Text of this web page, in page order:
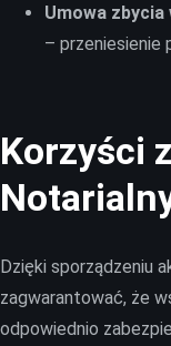
Umowa
– przeniesienie
Korzyści
Dzięki sporządzeniu
zagwarantować, że
odpowiednio